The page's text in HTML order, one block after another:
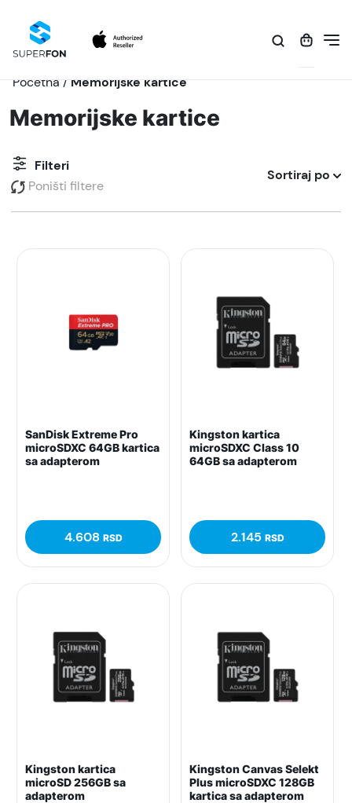
Početna / Memorijske kartice
Memorijske kartice
Filteri
Poništi filtere
Sortiraj po
SanDisk Extreme Pro
microSDXC 64GB kartica
sa adapterom
4.608 RSD
Kingston kartica
microSDXC Class 10
64GB sa adapterom
2.145 RSD
Kingston kartica
microSD 256GB sa
adapterom
Kingston Canvas Selekt
Plus microSDXC 128GB
kartica sa adapterom